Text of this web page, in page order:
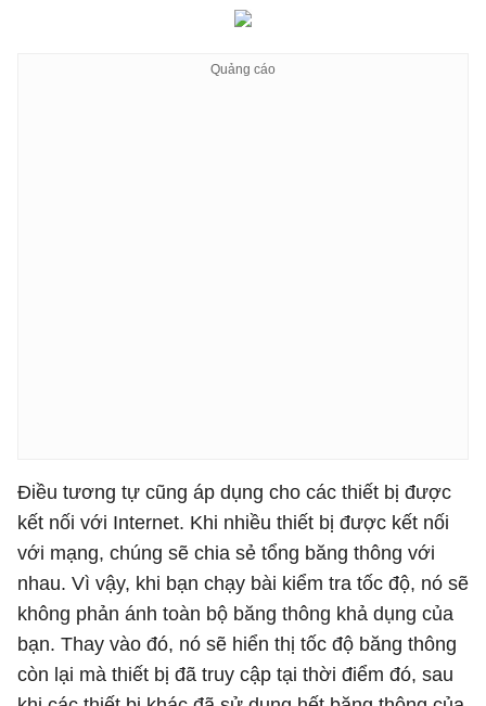
Điều tương tự cũng áp dụng cho các thiết bị được
kết nối với Internet. Khi nhiều thiết bị được kết nối
với mạng, chúng sẽ chia sẻ tổng băng thông với
nhau. Vì vậy, khi bạn chạy bài kiểm tra tốc độ, nó sẽ
không phản ánh toàn bộ băng thông khả dụng của
bạn. Thay vào đó, nó sẽ hiển thị tốc độ băng thông
còn lại mà thiết bị đã truy cập tại thời điểm đó, sau